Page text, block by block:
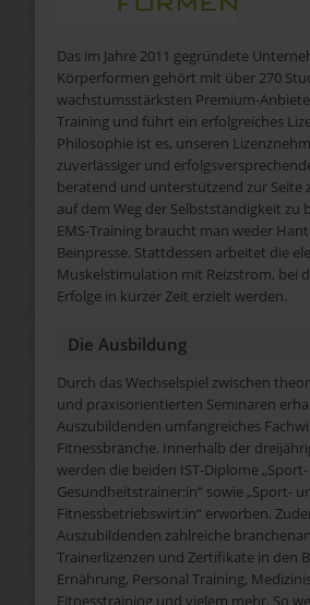
Das im Jahre 2011 gegründete
Körperformen gehört mit über 270
wachstumsstärksten Premium-
Training und führt ein erfolgreiches
Philosophie ist es, unseren
zuverlässiger und
beratend und unterstützend zur Seite
auf dem Weg der Selbstständigkeit zu
EMS-Training braucht man weder
Beinpresse. Stattdessen arbeitet die
Muskelstimulation mit Reizstrom, bei
Erfolge in kurzer Zeit erzielt werden.
Die Ausbildung
Durch das Wechselspiel zwischen
und praxisorientierten Seminaren
Auszubildenden umfangreiches
Fitnessbranche. Innerhalb der
werden die beiden IST-Diplome
Gesundheitstrainer:in“ sowie „Sport-
Fitnessbetriebswirt:in“ erworben.
Auszubildenden zahlreiche
Trainerlizenzen und Zertifikate in den
Ernährung, Personal Training,
Fitnesstraining und vielem mehr. So